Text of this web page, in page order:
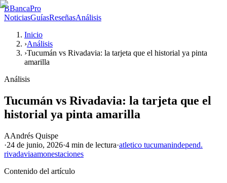
BBancaPro
NoticiasGuíasReseñasAnálisis
Inicio
›Análisis
›Tucumán vs Rivadavia: la tarjeta que el historial ya pinta
amarilla
Análisis
Tucumán vs Rivadavia: la tarjeta que el
historial ya pinta amarilla
AAndrés Quispe
·24 de junio, 2026·4 min de lectura·atletico tucumanindepend.
rivadaviaamonestaciones
Contenido del artículo